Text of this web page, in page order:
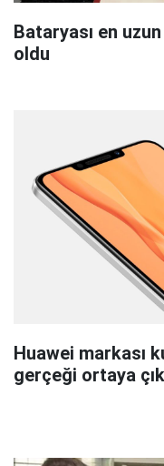
Bataryası en
oldu
Huawei markası
gerçeği ortaya